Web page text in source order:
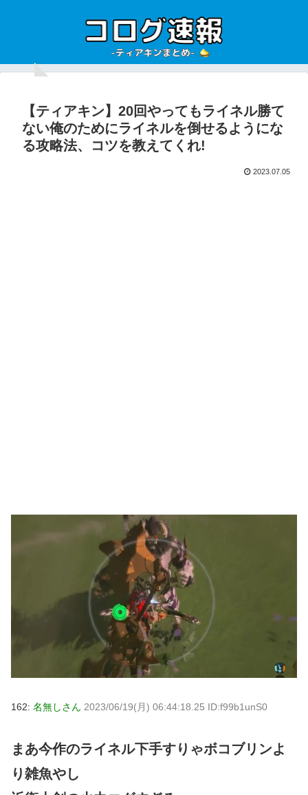
【ティアキン】20回やってもライネル勝て
ない俺のためにライネルを倒せるようにな
る攻略法、コツを教えてくれ!
2023.07.05
162: 名無しさん 2023/06/19(月) 06:44:18.25 ID:f99b1unS0
まあ今作のライネル下手すりゃボコブリンよ
り雑魚やし